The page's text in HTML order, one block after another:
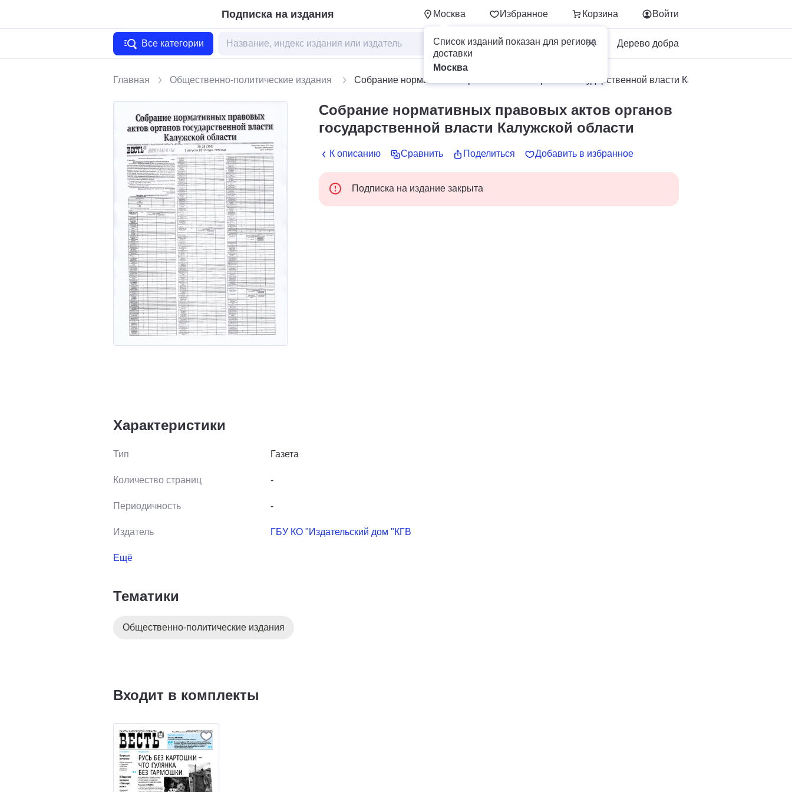
Подписка на издания Москва Избранное Корзина
Список изданий показан для региона
доставки
Москва
Войти
Все категории Для бизнеса Дерево добра
Главная Общественно-политические издания Собрание нормативных правовых актов органов государственной власти Калужской области
Собрание нормативных правовых актов органов
государственной власти Калужской области
К описанию Сравнить Поделиться Добавить в избранное
Подписка на издание закрыта
Характеристики
Тип Газета
Количество страниц -
Периодичность -
Издатель ГБУ КО "Издательский дом "КГВ
Ещё
Тематики
Общественно-политические издания
Входит в комплекты